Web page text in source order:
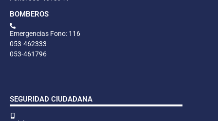
BOMBEROS
Emergencias Fono: 116
053-462333
053-461796
SEGURIDAD CIUDADANA